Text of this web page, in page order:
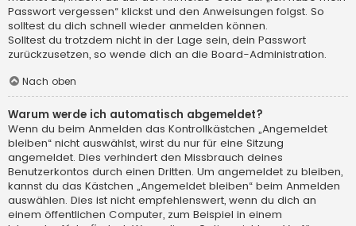
Passwort vergessen“ klickst und den Anweisungen folgst. So
solltest du dich schnell wieder anmelden können.
Solltest du trotzdem nicht in der Lage sein, dein Passwort
zurückzusetzen, so wende dich an die Board-Administration.
Nach oben
Warum werde ich automatisch abgemeldet?
Wenn du beim Anmelden das Kontrollkästchen „Angemeldet
bleiben“ nicht auswählst, wirst du nur für eine Sitzung
angemeldet. Dies verhindert den Missbrauch deines
Benutzerkontos durch einen Dritten. Um angemeldet zu bleiben,
kannst du das Kästchen „Angemeldet bleiben“ beim Anmelden
auswählen. Dies ist nicht empfehlenswert, wenn du dich an
einem öffentlichen Computer, zum Beispiel in einem